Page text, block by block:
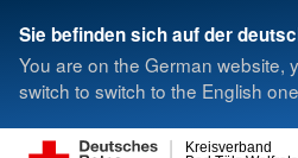
Sie befinden sich auf der
You are on the German website,
switch to switch to the English one
Kreisverband